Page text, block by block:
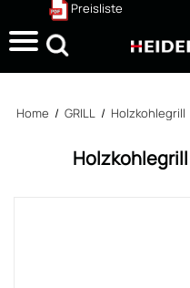
Preisliste
Home / GRILL / Holzkohlegrill
Holzkohlegrill